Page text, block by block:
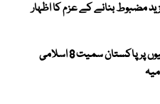
مضبوط بنانے کے عزم کا اظہار
غزہ میں اسرائیلی کارروائیوں پر پاکستان سمیت 8 اسلامی